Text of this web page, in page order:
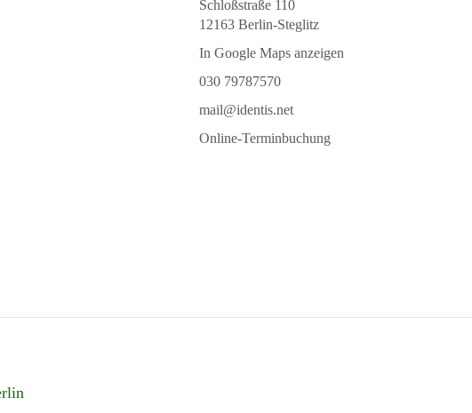
Schloßstraße 110
12163 Berlin-Steglitz
In Google Maps anzeigen
030 79787570
mail@identis.net
Online-Terminbuchung